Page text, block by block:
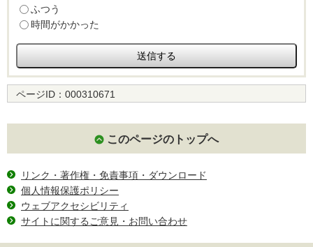
ふつう
時間がかかった
ページID： 000310671
このページのトップへ
リンク・著作権・免責事項・ダウンロード
個人情報保護ポリシー
ウェブアクセシビリティ
サイトに関するご意見・お問い合わせ